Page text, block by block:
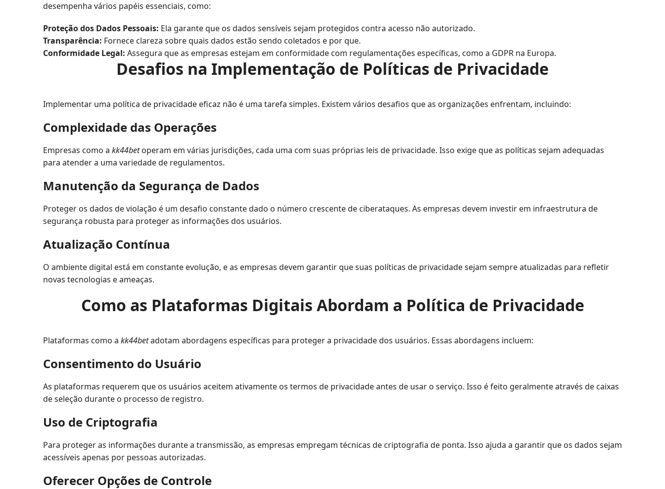
desempenha vários papéis essenciais, como:
Proteção dos Dados Pessoais: Ela garante que os dados sensíveis sejam protegidos contra acesso não autorizado.
Transparência: Fornece clareza sobre quais dados estão sendo coletados e por que.
Conformidade Legal: Assegura que as empresas estejam em conformidade com regulamentações específicas, como a GDPR na Europa.
Desafios na Implementação de Políticas de Privacidade
Implementar uma política de privacidade eficaz não é uma tarefa simples. Existem vários desafios que as organizações enfrentam, incluindo:
Complexidade das Operações
Empresas como a kk44betoperam em várias jurisdições, cada uma com suas próprias leis de privacidade. Isso exige que as políticas sejam adequadas
para atender a uma variedade de regulamentos.
Manutenção da Segurança de Dados
Proteger os dados de violação é um desafio constante dado o número crescente de ciberataques. As empresas devem investir em infraestrutura de
segurança robusta para proteger as informações dos usuários.
Atualização Contínua
O ambiente digital está em constante evolução, e as empresas devem garantir que suas políticas de privacidade sejam sempre atualizadas para refletir
novas tecnologias e ameaças.
Como as Plataformas Digitais Abordam a Política de Privacidade
Plataformas como a kk44betadotam abordagens específicas para proteger a privacidade dos usuários. Essas abordagens incluem:
Consentimento do Usuário
As plataformas requerem que os usuários aceitem ativamente os termos de privacidade antes de usar o serviço. Isso é feito geralmente através de caixas
de seleção durante o processo de registro.
Uso de Criptografia
Para proteger as informações durante a transmissão, as empresas empregam técnicas de criptografia de ponta. Isso ajuda a garantir que os dados sejam
acessíveis apenas por pessoas autorizadas.
Oferecer Opções de Controle